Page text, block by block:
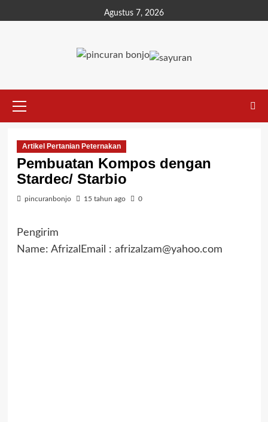
Agustus 7, 2026
Artikel Pertanian Peternakan
Pembuatan Kompos dengan
Stardec/ Starbio
pincuranbonjo 15 tahun ago 0
Pengirim
Name: AfrizalEmail : afrizalzam@yahoo.com